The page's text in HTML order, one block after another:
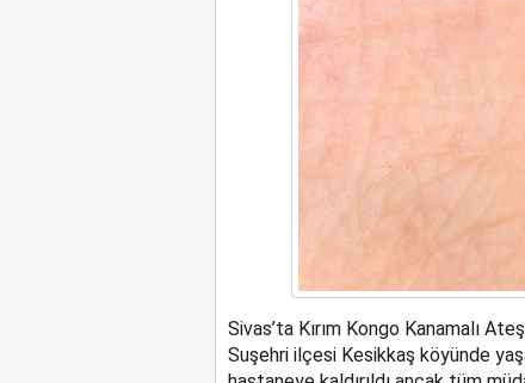
Sivas’ta Kırım Kongo Kanamalı
Suşehri ilçesi Kesikkaş köyünde